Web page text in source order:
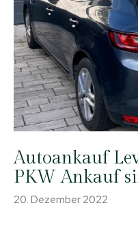
Autoankauf
PKW Ankauf
20. Dezember 2022